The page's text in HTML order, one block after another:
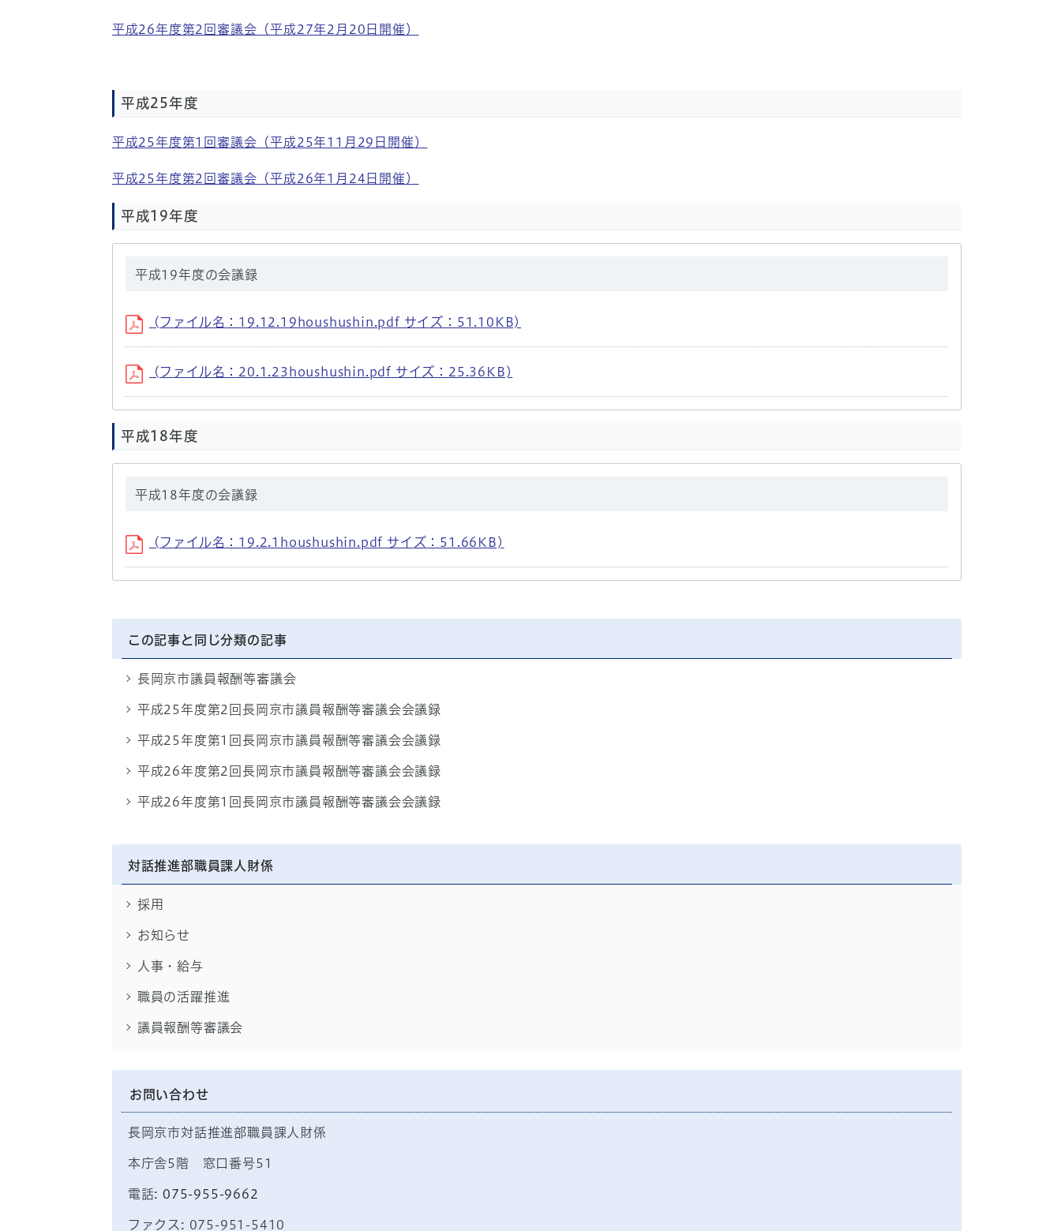
平成26年度第2回審議会（平成27年2月20日開催）
平成25年度
平成25年度第1回審議会（平成25年11月29日開催）
平成25年度第2回審議会（平成26年1月24日開催）
平成19年度
平成19年度の会議録
(ファイル名：19.12.19houshushin.pdf サイズ：51.10KB)
(ファイル名：20.1.23houshushin.pdf サイズ：25.36KB)
平成18年度
平成18年度の会議録
(ファイル名：19.2.1houshushin.pdf サイズ：51.66KB)
この記事と同じ分類の記事
長岡京市議員報酬等審議会
平成25年度第2回長岡京市議員報酬等審議会会議録
平成25年度第1回長岡京市議員報酬等審議会会議録
平成26年度第2回長岡京市議員報酬等審議会会議録
平成26年度第1回長岡京市議員報酬等審議会会議録
対話推進部職員課人財係
採用
お知らせ
人事・給与
職員の活躍推進
議員報酬等審議会
お問い合わせ
長岡京市対話推進部職員課人財係
本庁舎5階 窓口番号51
電話: 075-955-9662
ファクス: 075-951-5410